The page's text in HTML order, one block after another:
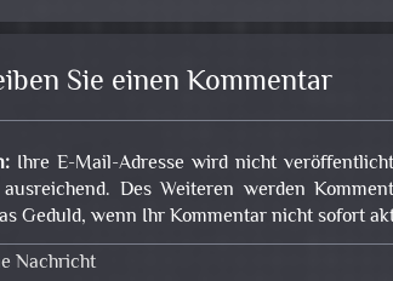
Sie einen Kommentar
Ihre E-Mail-Adresse wird nicht
Des Weiteren werden
Geduld, wenn Ihr Kommentar nicht sofort